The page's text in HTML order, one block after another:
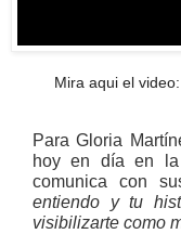
Mira aqui el video:
Para Gloria
hoy en día en
comunica con
entiendo y tu
visibilizarte como